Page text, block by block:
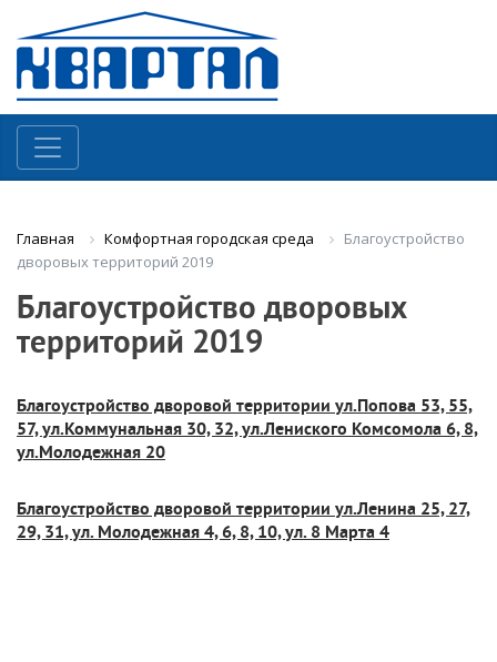
Главная Комфортная городская среда
Благоустройство
дворовых территорий 2019
Благоустройство дворовых
территорий 2019
Благоустройство дворовой территории ул.Попова 53, 55,
57, ул.Коммунальная 30, 32, ул.Лениского Комсомола 6, 8,
ул.Молодежная 20
Благоустройство дворовой территории ул.Ленина 25, 27,
29, 31, ул. Молодежная 4, 6, 8, 10, ул. 8 Марта 4